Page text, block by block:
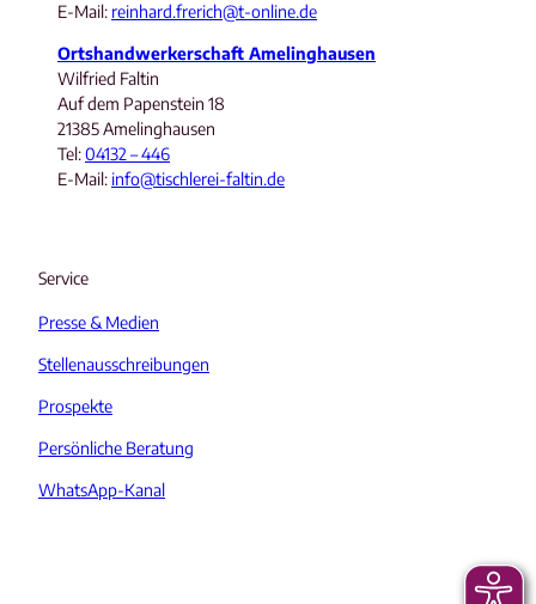
E-Mail: reinhard.frerich@t-online.de
Ortshandwerkerschaft Amelinghausen
Wilfried Faltin
Auf dem Papenstein 18
21385 Amelinghausen
Tel:04132 – 446
E-Mail: info@tischlerei-faltin.de
Service
Presse & Medien
Stellenausschreibungen
Prospekte
Persönliche Beratung
WhatsApp-Kanal